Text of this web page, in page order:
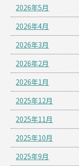
2026年5月
2026年4月
2026年3月
2026年2月
2026年1月
2025年12月
2025年11月
2025年10月
2025年9月